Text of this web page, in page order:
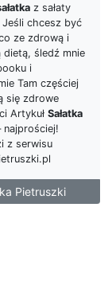
z sałaty
Jeśli chcesz być
ze zdrową i
dietą, śledź mnie
i
Tam częściej
się zdrowe
Artykuł Sałatka
najprościej!
z serwisu
Pietruszki